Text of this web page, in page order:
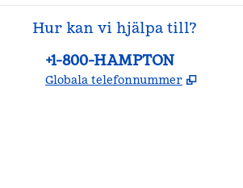
Hur kan vi hjälpa till?
Telefon:
+1-800-HAMPTON
Globala telefonnummer ,